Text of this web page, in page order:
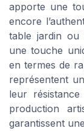
apporte une
encore
table jardin ou
une touche
en termes de
représentent
leur
production
garantissent